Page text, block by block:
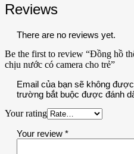
Reviews
There are no reviews yet.
Be the first to review “Đồng hồ
chịu nước có camera cho trẻ”
Email của bạn sẽ không
trường bắt buộc được đánh
Your rating
Your review *